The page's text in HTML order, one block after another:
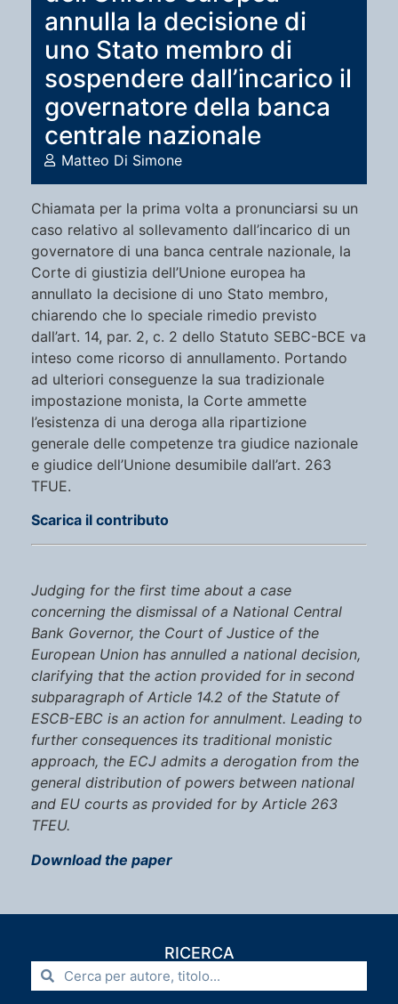
annulla la decisione di
uno Stato membro di
sospendere dall’incarico il
governatore della banca
centrale nazionale
Matteo Di Simone
Chiamata per la prima volta a pronunciarsi su un
caso relativo al sollevamento dall’incarico di un
governatore di una banca centrale nazionale, la
Corte di giustizia dell’Unione europea ha
annullato la decisione di uno Stato membro,
chiarendo che lo speciale rimedio previsto
dall’art. 14, par. 2, c. 2 dello Statuto SEBC-BCE va
inteso come ricorso di annullamento. Portando
ad ulteriori conseguenze la sua tradizionale
impostazione monista, la Corte ammette
l’esistenza di una deroga alla ripartizione
generale delle competenze tra giudice nazionale
e giudice dell’Unione desumibile dall’art. 263
TFUE.
Scarica il contributo
Judging for the first time about a case
concerning the dismissal of a National Central
Bank Governor, the Court of Justice of the
European Union has annulled a national decision,
clarifying that the action provided for in second
subparagraph of Article 14.2 of the Statute of
ESCB-EBC is an action for annulment. Leading to
further consequences its traditional monistic
approach, the ECJ admits a derogation from the
general distribution of powers between national
and EU courts as provided for by Article 263
TFEU.
Download the paper
RICERCA